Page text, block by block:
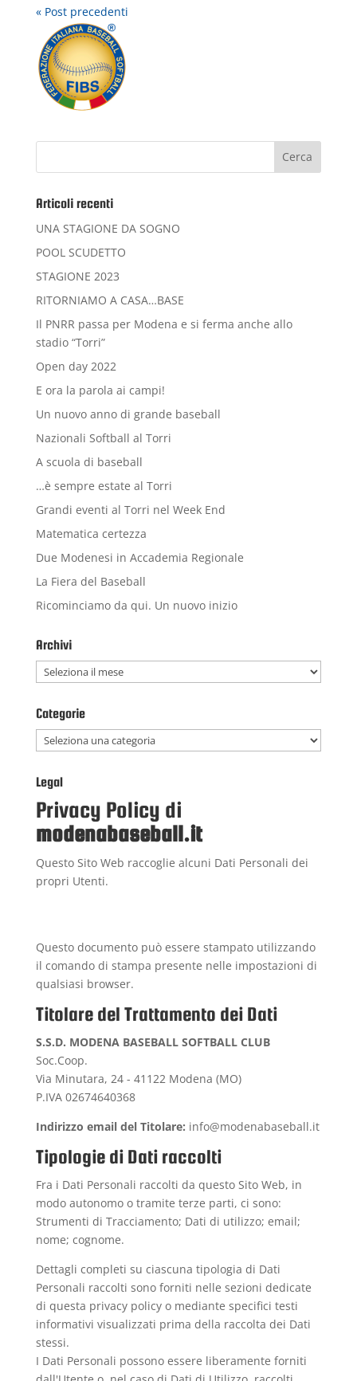
« Post precedenti
Articoli recenti
UNA STAGIONE DA SOGNO
POOL SCUDETTO
STAGIONE 2023
RITORNIAMO A CASA…BASE
Il PNRR passa per Modena e si ferma anche allo
stadio “Torri”
Open day 2022
E ora la parola ai campi!
Un nuovo anno di grande baseball
Nazionali Softball al Torri
A scuola di baseball
…è sempre estate al Torri
Grandi eventi al Torri nel Week End
Matematica certezza
Due Modenesi in Accademia Regionale
La Fiera del Baseball
Ricominciamo da qui. Un nuovo inizio
Archivi
Archivi
Categorie
Categorie
Legal
Privacy Policy di
modenabaseball.it
Questo Sito Web raccoglie alcuni Dati Personali dei
propri Utenti.
Questo documento può essere stampato utilizzando
il comando di stampa presente nelle impostazioni di
qualsiasi browser.
Titolare del Trattamento dei Dati
S.S.D. MODENA BASEBALL SOFTBALL CLUB
Soc.Coop.
Via Minutara, 24 - 41122 Modena (MO)
P.IVA 02674640368
Indirizzo email del Titolare: info@modenabaseball.it
Tipologie di Dati raccolti
Fra i Dati Personali raccolti da questo Sito Web, in
modo autonomo o tramite terze parti, ci sono:
Strumenti di Tracciamento; Dati di utilizzo; email;
nome; cognome.
Dettagli completi su ciascuna tipologia di Dati
Personali raccolti sono forniti nelle sezioni dedicate
di questa privacy policy o mediante specifici testi
informativi visualizzati prima della raccolta dei Dati
stessi.
I Dati Personali possono essere liberamente forniti